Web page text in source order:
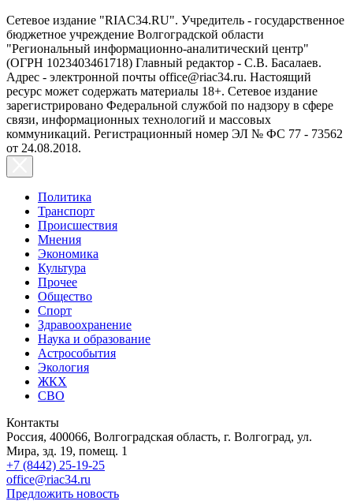
Сетевое издание "RIAC34.RU". Учредитель - государственное
бюджетное учреждение Волгоградской области
"Региональный информационно-аналитический центр"
(ОГРН 1023403461718) Главный редактор - С.В. Басалаев.
Адрес - электронной почты office@riac34.ru. Настоящий
ресурс может содержать материалы 18+. Сетевое издание
зарегистрировано Федеральной службой по надзору в сфере
связи, информационных технологий и массовых
коммуникаций. Регистрационный номер ЭЛ № ФС 77 - 73562
от 24.08.2018.
Политика
Транспорт
Происшествия
Мнения
Экономика
Культура
Прочее
Общество
Спорт
Здравоохранение
Наука и образование
Астрособытия
Экология
ЖКХ
СВО
Контакты
Россия, 400066, Волгоградская область, г. Волгоград, ул.
Мира, зд. 19, помещ. 1
+7 (8442) 25-19-25
office@riac34.ru
Предложить новость